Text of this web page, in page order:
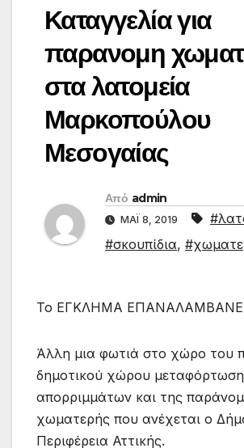
Καταγγελία για
παρανομη
στα λατομεία
Μαρκοπούλου
Μεσογαίας
Από admin
ΜΆΙ 8, 2019
#σκουπίδια,
Το ΕΓΚΛΗΜΑ
Άλλη μια φωτιά στο χώρο του
δημοτικού χώρου
απορριμμάτων και της
χωματερής που ανέχεται ο
Περιφέρεια Αττικής.